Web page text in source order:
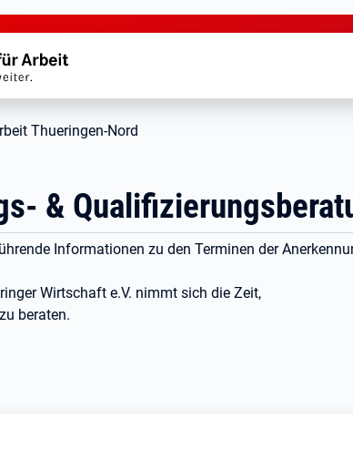
Thueringen-Nord
&
Informationen zu den Terminen der
Wirtschaft e.V. nimmt sich die Zeit,
beraten.